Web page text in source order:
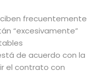
frecuentemente
“excesivamente”
de acuerdo con la
el contrato con